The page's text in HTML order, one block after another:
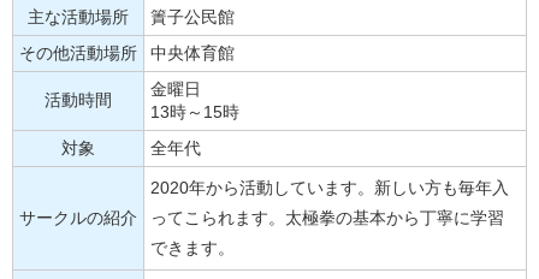
主な活動場所
簀子公民館
その他活動場所
中央体育館
活動時間
金曜日
13時～15時
対象
全年代
サークルの紹介
2020年から活動しています。新しい方も毎年入
ってこられます。太極拳の基本から丁寧に学習
できます。